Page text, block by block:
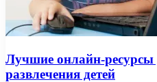
Лучшие онлайн-ресурсы
развлечения детей